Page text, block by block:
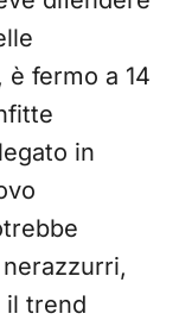
è fermo a 14
in
il trend